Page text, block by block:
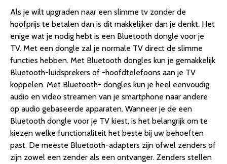
Als je wilt upgraden naar een slimme tv zonder de
hoofprijs te betalen dan is dit makkelijker dan je denkt. Het
enige wat je nodig hebt is een Bluetooth dongle voor je
TV. Met een dongle zal je normale TV direct de slimme
functies hebben. Met Bluetooth dongles kun je gemakkelijk
Bluetooth-luidsprekers of -hoofdtelefoons aan je TV
koppelen. Met Bluetooth- dongles kun je heel eenvoudig
audio en video streamen van je smartphone naar andere
op audio gebaseerde apparaten. Wanneer je de een
Bluetooth dongle voor je TV kiest, is het belangrijk om te
kiezen welke functionaliteit het beste bij uw behoeften
past. De meeste Bluetooth-adapters zijn ofwel zenders of
zijn zowel een zender als een ontvanger. Zenders stellen